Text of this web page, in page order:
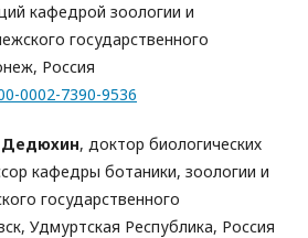
кафедрой зоологии и
государственного
Россия
0002-7390-9536
Дедюхин, доктор биологических
кафедры ботаники, зоологии и
государственного
Удмуртская Республика, Россия